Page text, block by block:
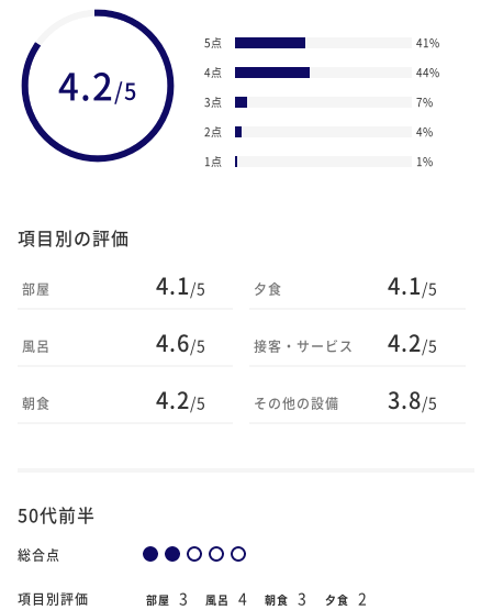
4.2/5
5点 41%
4点
44%
3点
7%
2点
4%
1点
1%
項目別の評価
部屋 4.1/5
風呂 4.6/5
朝食 4.2/5
夕食 4.1/5
接客・サービス 4.2/5
その他の設備 3.8/5
50代前半
総合点
項目別評価 部屋 3 風呂 4 朝食 3 夕食 2